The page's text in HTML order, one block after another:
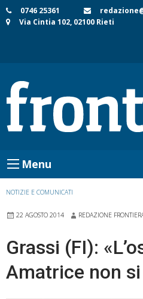
Skip
to
0746 25361
Via Cintia 102, 02100 Rieti
Menu
NOTIZIE E COMUNICATI
22 AGOSTO 2014 REDAZIONE
Grassi (FI):
Amatrice non